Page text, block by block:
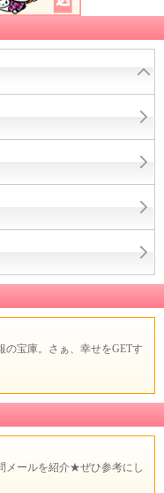
宝庫。さぁ、幸せをGETす
メールを紹介★ぜひ参考にし